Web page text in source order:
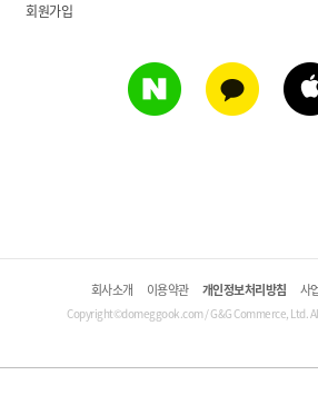
회원가입
회사소개 이용약관 개인정보처리방침 사
Copyright©domeggook.com / G&G Commerce, Ltd.